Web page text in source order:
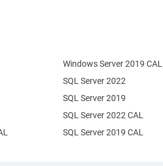
SQL Server 2022
SQL Server 2019
Windows Server 2019 CAL
SQL Server 2022 CAL
SQL Server 2019 CAL